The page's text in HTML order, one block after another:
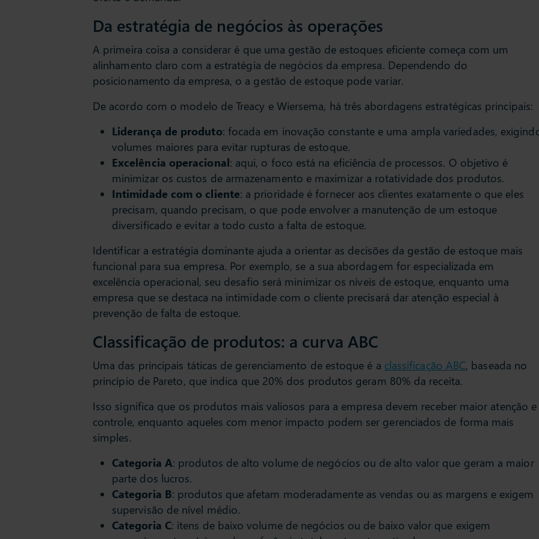
Da estratégia de negócios às operações
A primeira coisa a considerar é que uma gestão de estoques eficiente começa com um
alinhamento claro com a estratégia de negócios da empresa. Dependendo do
posicionamento da empresa, o a gestão de estoque pode variar.
De acordo com o modelo de Treacy e Wiersema, há três abordagens estratégicas principais:
Liderança de produto: focada em inovação constante e uma ampla variedades,
volumes maiores para evitar rupturas de estoque.
Excelência operacional: aqui, o foco está na eficiência de processos. O objetivo é
minimizar os custos de armazenamento e maximizar a rotatividade dos produtos.
Intimidade com o cliente: a prioridade é fornecer aos clientes exatamente o que eles
precisam, quando precisam, o que pode envolver a manutenção de um estoque
diversificado e evitar a todo custo a falta de estoque.
Identificar a estratégia dominante ajuda a orientar as decisões da gestão de estoque mais
funcional para sua empresa. Por exemplo, se a sua abordagem for especializada em
excelência operacional, seu desafio será minimizar os níveis de estoque, enquanto uma
empresa que se destaca na intimidade com o cliente precisará dar atenção especial à
prevenção de falta de estoque.
Classificação de produtos: a curva ABC
Uma das principais táticas de gerenciamento de estoque é a classificação ABC, baseada no
princípio de Pareto, que indica que 20% dos produtos geram 80% da receita.
Isso significa que os produtos mais valiosos para a empresa devem receber maior atenção e
controle, enquanto aqueles com menor impacto podem ser gerenciados de forma mais
simples.
Categoria A: produtos de alto volume de negócios ou de alto valor que geram a maior
parte dos lucros.
Categoria B: produtos que afetam moderadamente as vendas ou as margens e exigem
supervisão de nível médio.
Categoria C: itens de baixo volume de negócios ou de baixo valor que exigem